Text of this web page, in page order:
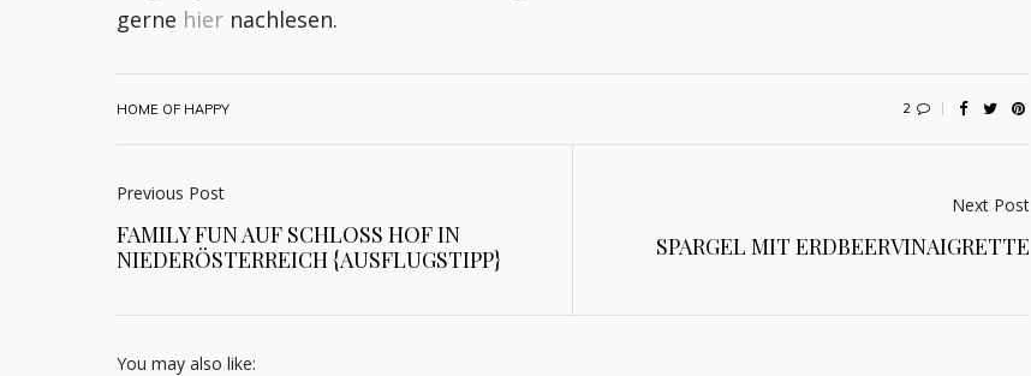
gerne hier nachlesen.
HOME OF HAPPY 2
Previous Post
FAMILY FUN AUF SCHLOSS HOF IN
NIEDERÖSTERREICH {AUSFLUGSTIPP}
Next Post
SPARGEL MIT ERDBEERVINAIGRETTE
You may also like: